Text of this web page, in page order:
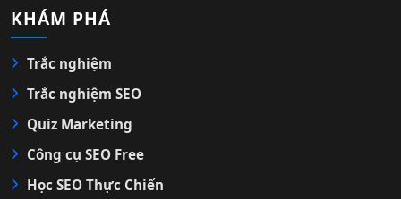
KHÁM PHÁ
Trắc nghiệm
Trắc nghiệm SEO
Quiz Marketing
Công cụ SEO Free
Học SEO Thực Chiến